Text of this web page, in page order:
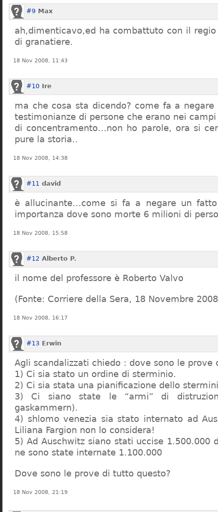
#9 Max
ah,dimenticavo,ed ha combattuto con il
di granatiere.
18 Nov 2008, 11:43
#10 Ire
ma che cosa sta dicendo? come fa a
testimonianze di persone che erano nei campi
di concentramento…non ho parole, ora si
pure la storia..
18 Nov 2008, 14:38
#11 david
è allucinante…come si fa a negare un
importanza dove sono morte 6 milioni di
18 Nov 2008, 15:58
#12 Alberto P.
il nome del professore è Roberto Valvo
(Fonte: Corriere della Sera, 18 Novembre
18 Nov 2008, 16:17
#13 Erwin
Agli scandalizzati chiedo : dove sono le prove
1) Ci sia stato un ordine di sterminio.
2) Ci sia stata una pianificazione dello
3) Ci siano state le “armi” di
gaskammern).
4) shlomo venezia sia stato internato ad
Liliana Fargion non lo considera!
5) Ad Auschwitz siano stati uccise 1.500.000
ne sono state internate 1.100.000
Dove sono le prove di tutto questo?
18 Nov 2008, 21:19